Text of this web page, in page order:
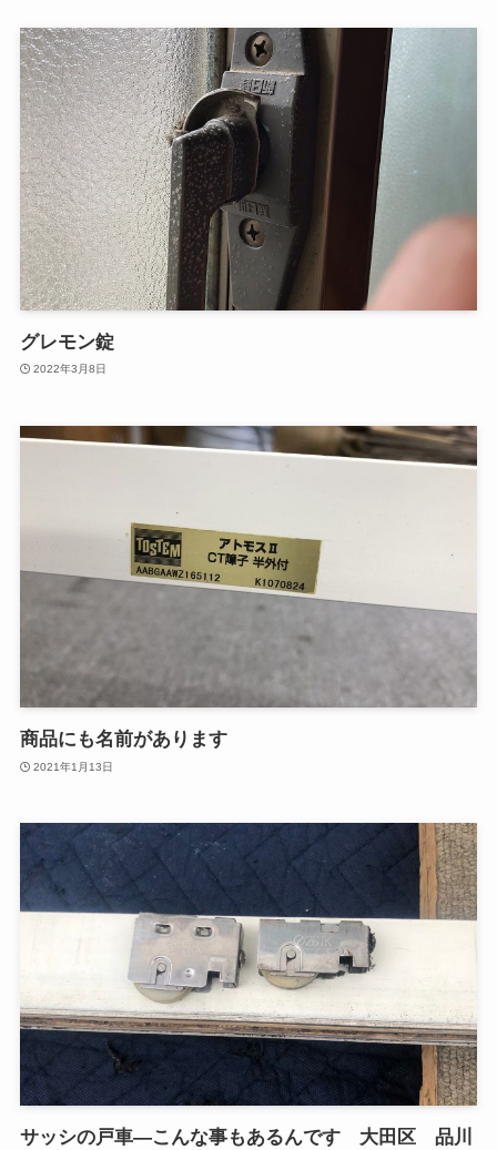
グレモン錠
2022年3月8日
商品にも名前があります
2021年1月13日
サッシの戸車—こんな事もあるんです 大田区 品川